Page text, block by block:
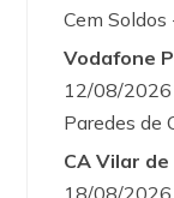
Cem
Vodafone
12/08/
Paredes de
CA Vilar
18/08/